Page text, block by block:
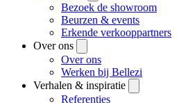
Bezoek de showroom
Beurzen & events
Erkende verkooppartners
Over ons
Over ons
Werken bij Bellezi
Verhalen & inspiratie
Referenties